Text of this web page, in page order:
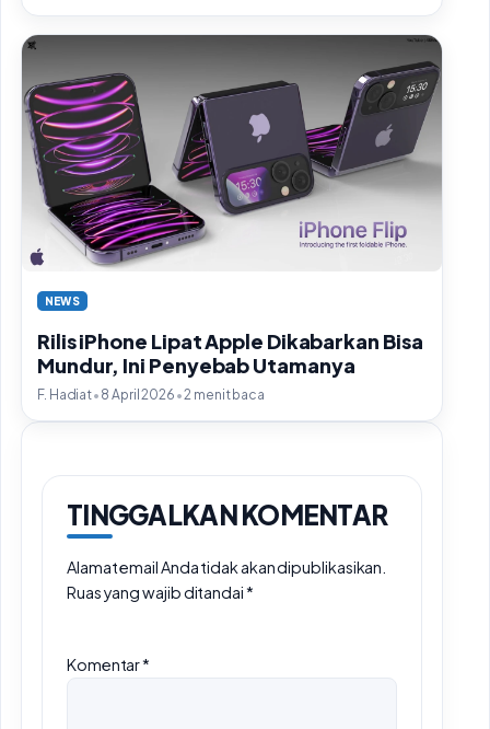
NEWS
Rilis iPhone Lipat Apple Dikabarkan Bisa
Mundur, Ini Penyebab Utamanya
F. Hadiat• 8 April 2026 •2 menit baca
TINGGALKAN KOMENTAR
Alamat email Anda tidak akan dipublikasikan.
Ruas yang wajib ditandai*
Komentar*